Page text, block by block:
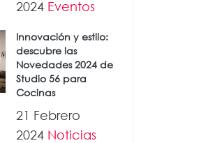
2024 Eventos
Innovación y estilo:
descubre las
Novedades 2024 de
Studio 56 para
Cocinas
21 Febrero
2024 Noticias